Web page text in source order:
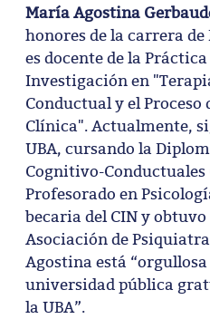
María Agostina
honores de la carrera
es docente de la
Investigación en
Conductual y el
Clínica". Actualmente,
UBA, cursando la
Cognitivo-
Profesorado en
becaria del CIN y
Asociación de
Agostina está
universidad pública
la UBA”.